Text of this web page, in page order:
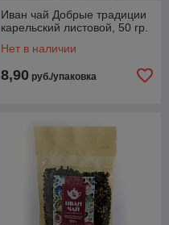
Иван чай Добрые традиции
карельский листовой, 50 гр.
Нет в наличии
8,90 руб./упаковка